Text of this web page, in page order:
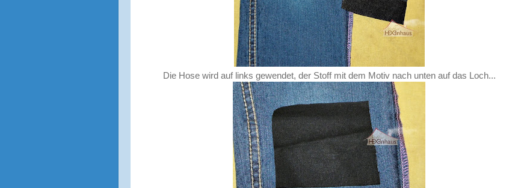
Die Hose wird auf links gewendet, der Stoff mit dem Motiv nach unten auf das Loch...